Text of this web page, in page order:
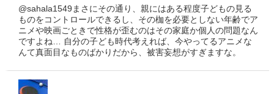
@sahala1549まさにその通り、親にはある程度子どもの見る
ものをコントロールできるし、その枷を必要としない年齢でア
ニメや映画ごときで性格が歪むのはその家庭か個人の問題なん
ですよね… 自分の子ども時代考えれば、今やってるアニメな
んて真面目なものばかりだから、被害妄想がすぎますな。